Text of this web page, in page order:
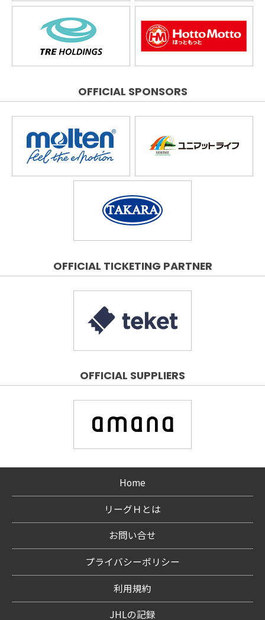
OFFICIAL SPONSORS
OFFICIAL TICKETING PARTNER
OFFICIAL SUPPLIERS
Home
リーグＨとは
お問い合せ
プライバシーポリシー
利用規約
JHLの記録